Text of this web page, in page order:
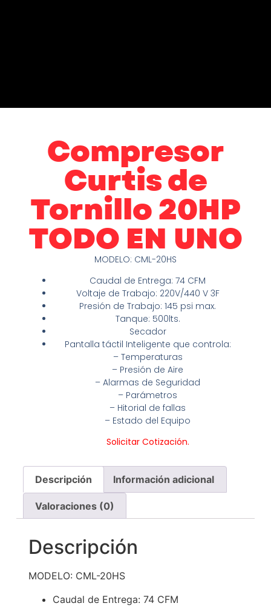
Compresor
Curtis de
Tornillo 20HP
TODO EN UNO
MODELO: CML-20HS
Caudal de Entrega: 74 CFM
Voltaje de Trabajo: 220V/440 V 3F
Presión de Trabajo: 145 psi max.
Tanque: 500lts.
Secador
Pantalla táctil Inteligente que controla:
– Temperaturas
– Presión de Aire
– Alarmas de Seguridad
– Parámetros
– Hitorial de fallas
– Estado del Equipo
SolicitarCotización.
Descripción Información adicional
Valoraciones (0)
Descripción
MODELO: CML-20HS
Caudal de Entrega: 74 CFM